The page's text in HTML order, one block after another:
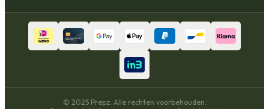
© 2025 Prepz. Alle rechten voorbehouden.